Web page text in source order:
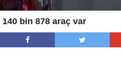
140 bin 878 araç var